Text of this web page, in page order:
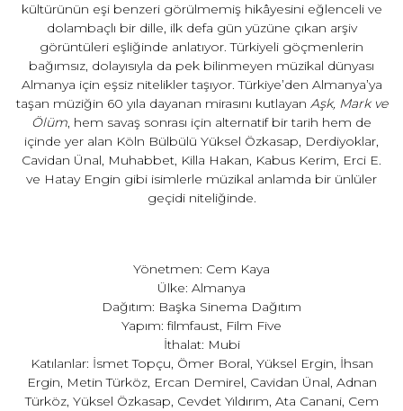
kültürünün eşi benzeri görülmemiş hikâyesini eğlenceli ve
dolambaçlı bir dille, ilk defa gün yüzüne çıkan arşiv
görüntüleri eşliğinde anlatıyor. Türkiyeli göçmenlerin
bağımsız, dolayısıyla da pek bilinmeyen müzikal dünyası
Almanya için eşsiz nitelikler taşıyor. Türkiye’den Almanya’ya
taşan müziğin 60 yıla dayanan mirasını kutlayan Aşk, Mark ve
Ölüm, hem savaş sonrası için alternatif bir tarih hem de
içinde yer alan Köln Bülbülü Yüksel Özkasap, Derdiyoklar,
Cavidan Ünal, Muhabbet, Killa Hakan, Kabus Kerim, Erci E.
ve Hatay Engin gibi isimlerle müzikal anlamda bir ünlüler
geçidi niteliğinde.
Yönetmen: Cem Kaya
Ülke: Almanya
Dağıtım: Başka Sinema Dağıtım
Yapım: filmfaust, Film Five
İthalat: Mubi
Katılanlar: İsmet Topçu, Ömer Boral, Yüksel Ergin, İhsan
Ergin, Metin Türköz, Ercan Demirel, Cavidan Ünal, Adnan
Türköz, Yüksel Özkasap, Cevdet Yıldırım, Ata Canani, Cem